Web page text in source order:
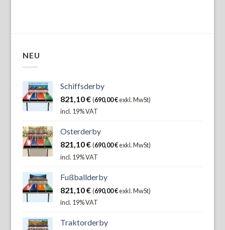
NEU
Schiffsderby
821,10€ (690,00€exkl. MwSt)
incl. 19% VAT
Osterderby
821,10€ (690,00€exkl. MwSt)
incl. 19% VAT
Fußballderby
821,10€ (690,00€exkl. MwSt)
incl. 19% VAT
Traktorderby